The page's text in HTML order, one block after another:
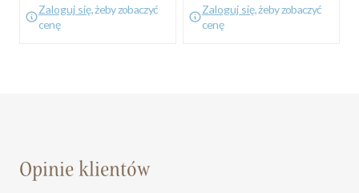
Zaloguj się, żeby zobaczyć
cenę
Zaloguj się, żeby zobaczyć
cenę
Opinie klientów